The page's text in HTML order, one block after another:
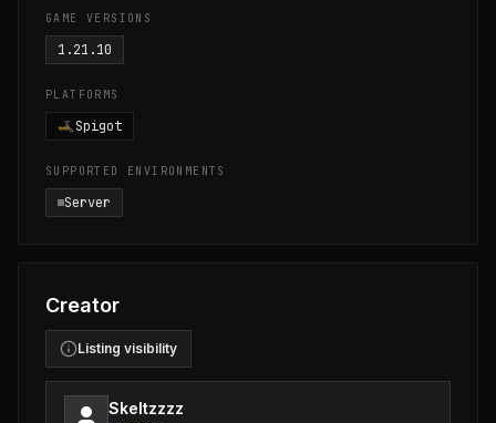
GAME VERSIONS
1.21.10
PLATFORMS
Spigot
SUPPORTED ENVIRONMENTS
Server
Creator
Listing visibility
Skeltzzzz